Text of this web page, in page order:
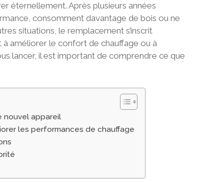
éternellement. Après plusieurs années
consomment davantage de bois ou ne
situations, le remplacement s’inscrit
améliorer le confort de chauffage ou à
lancer, il est important de comprendre ce que
nouvel appareil
les performances de chauffage